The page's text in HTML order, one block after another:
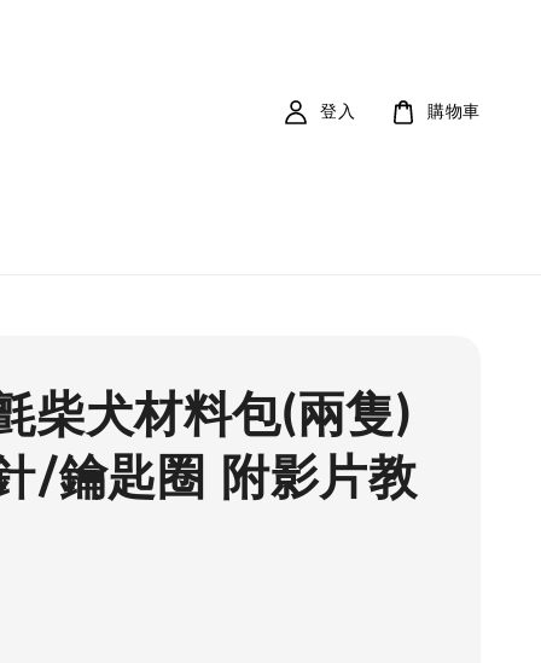
登入 購物車
柴犬材料包(兩隻)
/鑰匙圈 附影片教